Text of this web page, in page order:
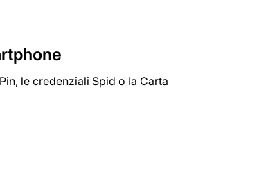
le credenziali Spid o la Carta